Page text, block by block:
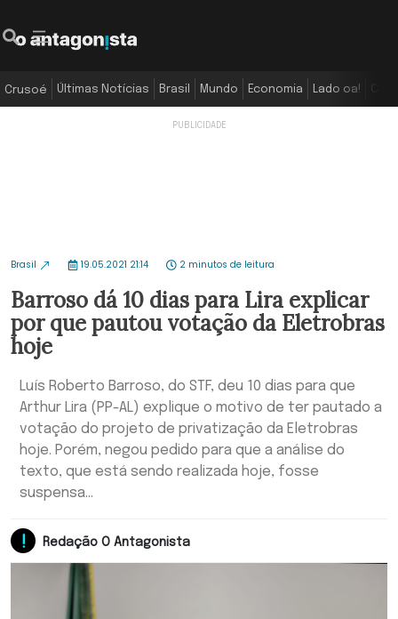
Crusoé Últimas Notícias Brasil Mundo Economia Lado oa!
Brasil 19.05.2021 21:14 2 minutos de leitura
Barroso dá 10 dias para Lira explicar
por que pautou votação da Eletrobras
hoje
Luís Roberto Barroso, do STF, deu 10 dias para que
Arthur Lira (PP-AL) explique o motivo de ter pautado a
votação do projeto de privatização da Eletrobras
hoje. Porém, negou pedido para que a análise do
texto, que está sendo realizada hoje, fosse
suspensa...
Redação O Antagonista